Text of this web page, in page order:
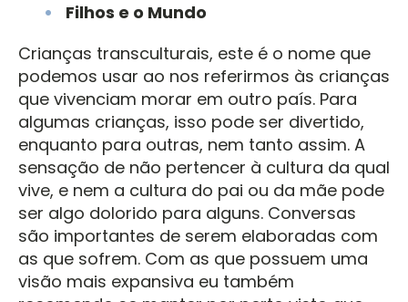
Filhos e o Mundo
Crianças transculturais, este é o nome que
podemos usar ao nos referirmos às crianças
que vivenciam morar em outro país. Para
algumas crianças, isso pode ser divertido,
enquanto para outras, nem tanto assim. A
sensação de não pertencer à cultura da qual
vive, e nem a cultura do pai ou da mãe pode
ser algo dolorido para alguns. Conversas
são importantes de serem elaboradas com
as que sofrem. Com as que possuem uma
visão mais expansiva eu também